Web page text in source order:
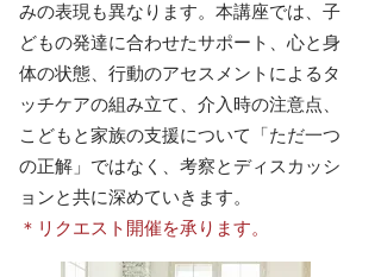
みの表現も異なります。本講座では、子
どもの発達に合わせたサポート、心と身
体の状態、行動のアセスメントによるタ
ッチケアの組み立て、介入時の注意点、
こどもと家族の支援について「ただ一つ
の正解」ではなく、考察とディスカッシ
ョンと共に深めていきます。
＊リクエスト開催を承ります。